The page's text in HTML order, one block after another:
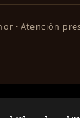
· Atención